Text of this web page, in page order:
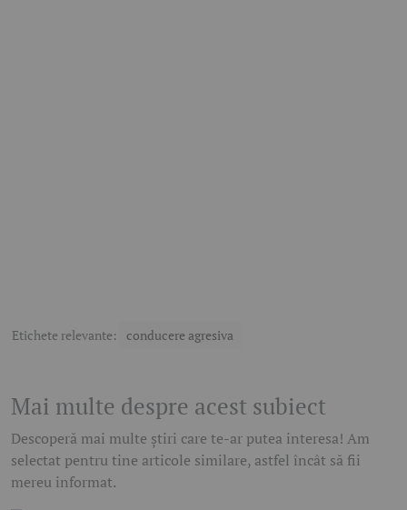
Etichete relevante: conducere agresiva
Mai multe despre acest subiect
Descoperă mai multe știri care te-ar putea interesa! Am
selectat pentru tine articole similare, astfel încât să fii
mereu informat.